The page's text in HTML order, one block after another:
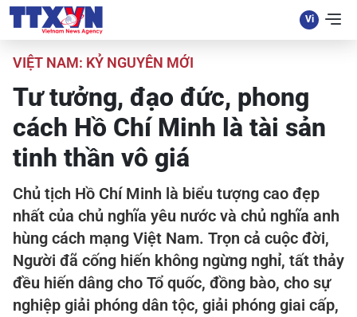
VIỆT NAM: KỶ NGUYÊN MỚI
Tư tưởng, đạo đức, phong
cách Hồ Chí Minh là tài sản
tinh thần vô giá
Chủ tịch Hồ Chí Minh là biểu tượng cao đẹp
nhất của chủ nghĩa yêu nước và chủ nghĩa anh
hùng cách mạng Việt Nam. Trọn cả cuộc đời,
Người đã cống hiến không ngừng nghỉ, tất thảy
đều hiến dâng cho Tổ quốc, đồng bào, cho sự
nghiệp giải phóng dân tộc, giải phóng giai cấp,